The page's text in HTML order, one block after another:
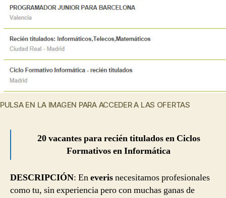
PULSA EN LA IMAGEN PARA ACCEDER A LAS OFERTAS
20 vacantes para recién titulados en Ciclos
Formativos en Informática
DESCRIPCIÓN: Eneverisnecesitamos profesionales
como tu, sin experiencia pero con muchas ganas de